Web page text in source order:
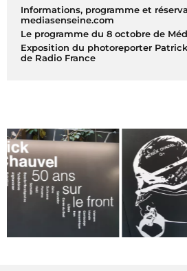
Informations, programme et
mediasenseine.com
Le programme du 8 octobre de
Exposition du photoreporter
de Radio France